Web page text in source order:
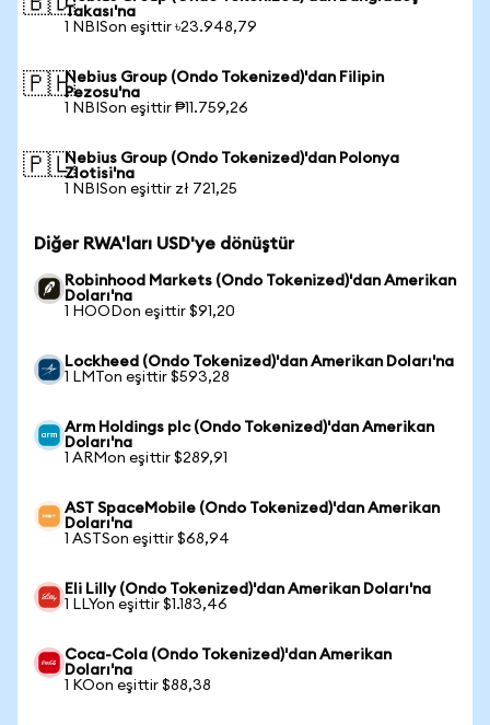
Takası'na
1 NBISon eşittir ৳23.948,79
🇵🇭Nebius Group (Ondo Tokenized)'dan Filipin
Pezosu'na
1 NBISon eşittir ₱11.759,26
🇵🇱Nebius Group (Ondo Tokenized)'dan Polonya
Zlotisi'na
1 NBISon eşittir zł 721,25
Diğer RWA'ları USD'ye dönüştür
Robinhood Markets (Ondo Tokenized)'dan Amerikan
Doları'na
1 HOODon eşittir $91,20
Lockheed (Ondo Tokenized)'dan Amerikan Doları'na
1 LMTon eşittir $593,28
Arm Holdings plc (Ondo Tokenized)'dan Amerikan
Doları'na
1 ARMon eşittir $289,91
AST SpaceMobile (Ondo Tokenized)'dan Amerikan
Doları'na
1 ASTSon eşittir $68,94
Eli Lilly (Ondo Tokenized)'dan Amerikan Doları'na
1 LLYon eşittir $1.183,46
Coca-Cola (Ondo Tokenized)'dan Amerikan
Doları'na
1 KOon eşittir $88,38